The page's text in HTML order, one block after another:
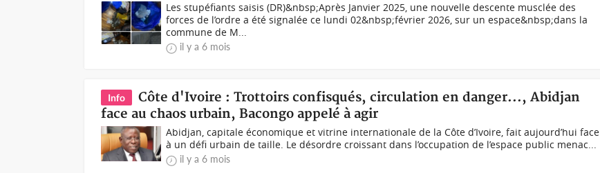
Les stupéfiants saisis (DR)&nbsp;Après Janvier 2025, une nouvelle descente musclée des
forces de l’ordre a été signalée ce lundi 02&nbsp;février 2026, sur un espace&nbsp;dans la
commune de M...
il y a 6 mois
Info
Côte d'Ivoire : Trottoirs confisqués, circulation en danger..., Abidjan
face au chaos urbain, Bacongo appelé à agir
Abidjan, capitale économique et vitrine internationale de la Côte d’Ivoire, fait aujourd’hui face
à un défi urbain de taille. Le désordre croissant dans l’occupation de l’espace public menac...
il y a 6 mois